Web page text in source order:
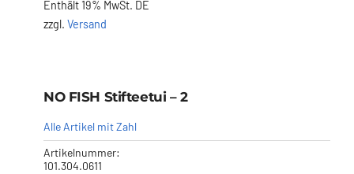
Enthält 19% MwSt. DE
zzgl. Versand
NO FISH Stifteetui – 2
Alle Artikel mit Zahl
Artikelnummer:
101.304.0611